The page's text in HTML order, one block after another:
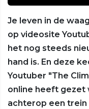
Je leven in de
op videosite
het nog steeds
hand is. En deze
Youtuber "The
online heeft gezet
achterop een